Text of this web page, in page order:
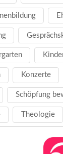
Konzerte
Schöpfung
Theologie